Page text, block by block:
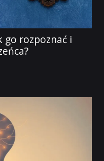
rozpoznać i